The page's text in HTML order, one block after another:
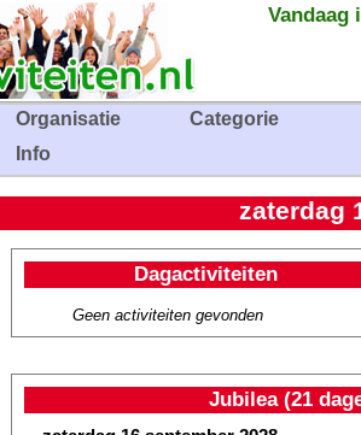
Vandaag
Organisatie
Categorie
Info
zaterdag
Dagactiviteiten
Geen activiteiten gevonden
Jubilea (21